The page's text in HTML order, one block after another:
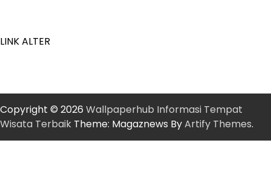
LINK ALTER
Copyright © 2026 Wallpaperhub Informasi Tempat
Wisata Terbaik Theme: Magaznews ByArtify Themes.